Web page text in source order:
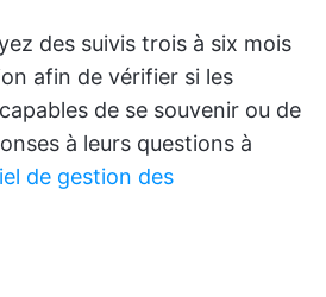
des suivis trois à six mois
afin de vérifier si les
de se souvenir ou de
à leurs questions à
de gestion des